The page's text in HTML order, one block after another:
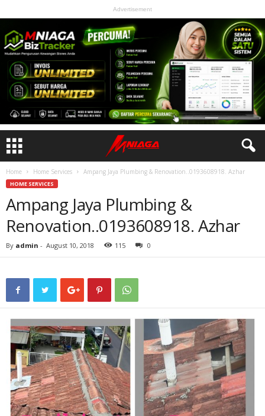
Advertisement
Home Home Services Ampang Jaya Plumbing & Renovation..0193608918. Azhar
HOME SERVICES
Ampang Jaya Plumbing &
Renovation..0193608918. Azhar
By admin - August 10, 2018 115 0